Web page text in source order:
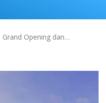
Grand Opening dan…